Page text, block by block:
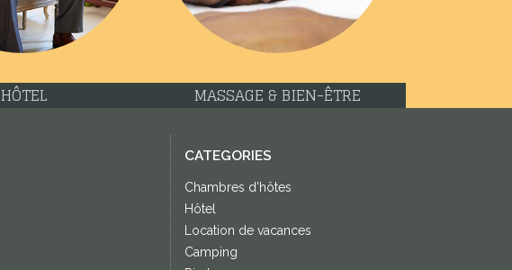
HÔTEL MASSAGE & BIEN-ÊTRE
CATEGORIES
Chambres d'hôtes
Hôtel
Location de vacances
Camping